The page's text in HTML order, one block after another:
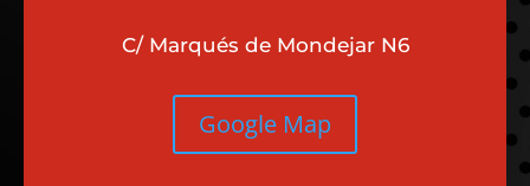
C/ Marqués de Mondejar N6
Google Map